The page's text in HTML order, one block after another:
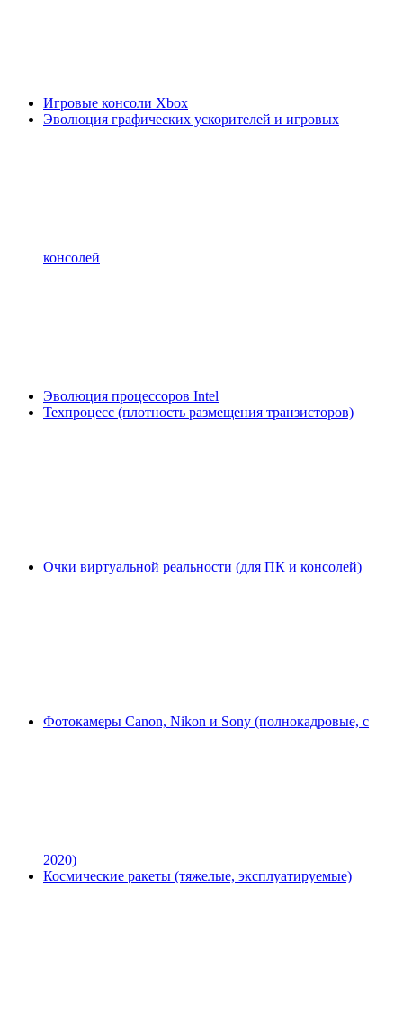
Игровые консоли Xbox
Эволюция графических ускорителей и игровых
консолей
Эволюция процессоров Intel
Техпроцесс (плотность размещения транзисторов)
Очки виртуальной реальности (для ПК и консолей)
Фотокамеры Canon, Nikon и Sony (полнокадровые, с
2020)
Космические ракеты (тяжелые, эксплуатируемые)